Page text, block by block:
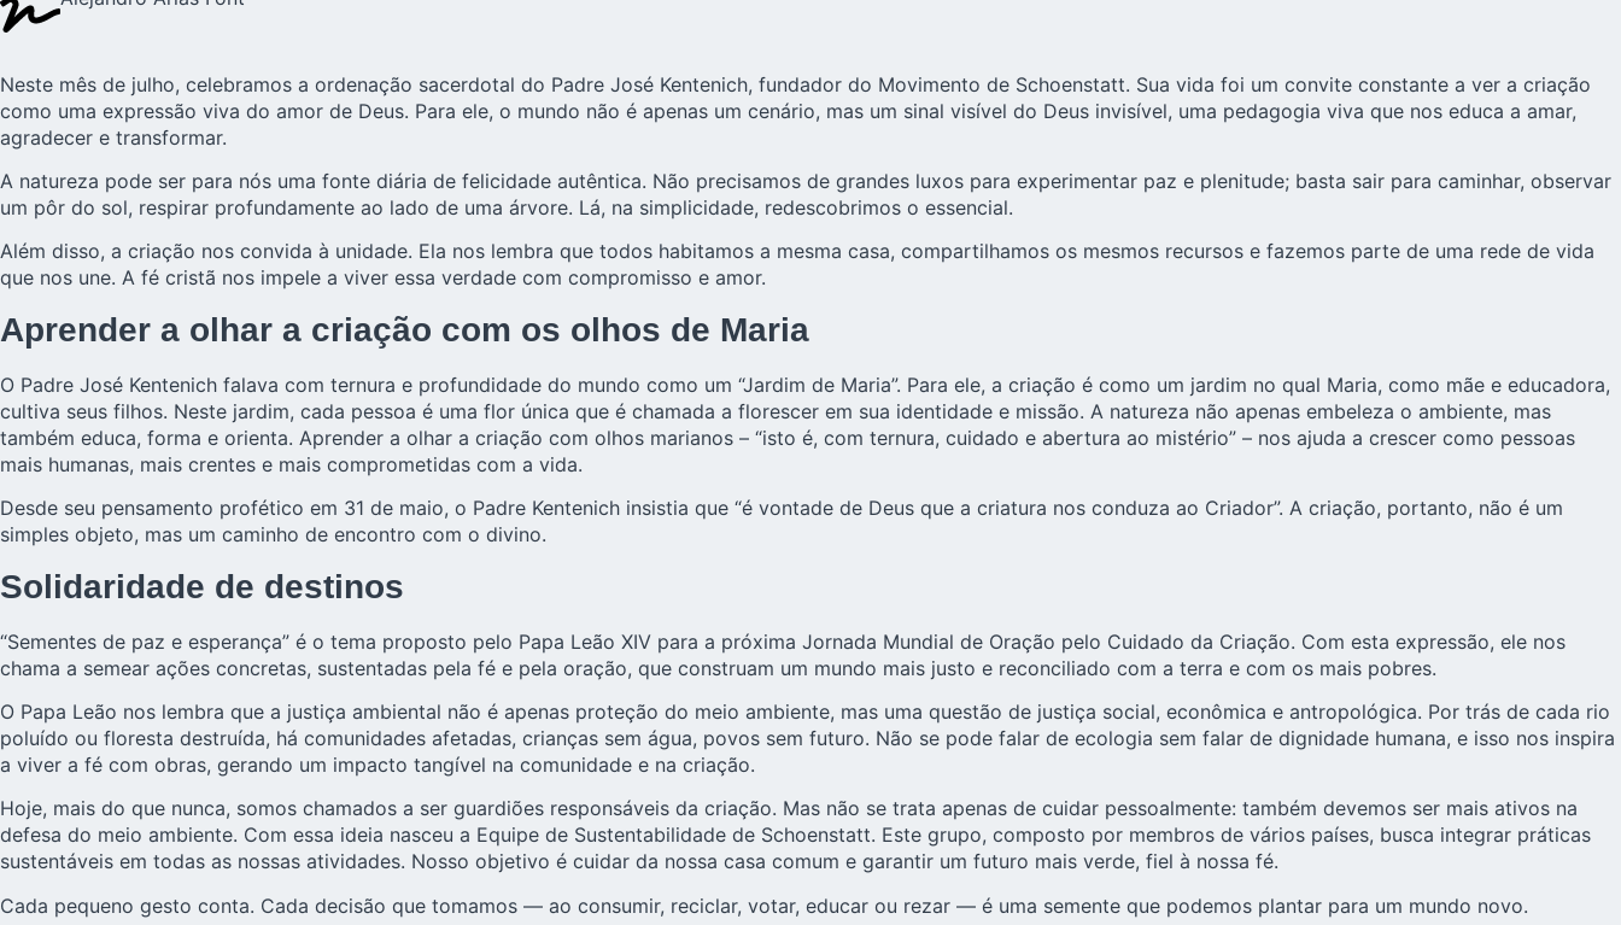
Neste mês de julho, celebramos a ordenação sacerdotal do Padre José Kentenich, fundador do Movimento de Schoenstatt. Sua vida foi um convite constante a ver a criação
como uma expressão viva do amor de Deus. Para ele, o mundo não é apenas um cenário, mas um sinal visível do Deus invisível, uma pedagogia viva que nos educa a amar,
agradecer e transformar.
A natureza pode ser para nós uma fonte diária de felicidade autêntica. Não precisamos de grandes luxos para experimentar paz e plenitude; basta sair para caminhar, observar
um pôr do sol, respirar profundamente ao lado de uma árvore. Lá, na simplicidade, redescobrimos o essencial.
Além disso, a criação nos convida à unidade. Ela nos lembra que todos habitamos a mesma casa, compartilhamos os mesmos recursos e fazemos parte de uma rede de vida
que nos une. A fé cristã nos impele a viver essa verdade com compromisso e amor.
Aprender a olhar a criação com os olhos de Maria
O Padre José Kentenich falava com ternura e profundidade do mundo como um “Jardim de Maria”. Para ele, a criação é como um jardim no qual Maria, como mãe e educadora,
cultiva seus filhos. Neste jardim, cada pessoa é uma flor única que é chamada a florescer em sua identidade e missão. A natureza não apenas embeleza o ambiente, mas
também educa, forma e orienta. Aprender a olhar a criação com olhos marianos – “isto é, com ternura, cuidado e abertura ao mistério” – nos ajuda a crescer como pessoas
mais humanas, mais crentes e mais comprometidas com a vida.
Desde seu pensamento profético em 31 de maio, o Padre Kentenich insistia que “é vontade de Deus que a criatura nos conduza ao Criador”. A criação, portanto, não é um
simples objeto, mas um caminho de encontro com o divino.
Solidaridade de destinos
“Sementes de paz e esperança” é o tema proposto pelo Papa Leão XIV para a próxima Jornada Mundial de Oração pelo Cuidado da Criação. Com esta expressão, ele nos
chama a semear ações concretas, sustentadas pela fé e pela oração, que construam um mundo mais justo e reconciliado com a terra e com os mais pobres.
O Papa Leão nos lembra que a justiça ambiental não é apenas proteção do meio ambiente, mas uma questão de justiça social, econômica e antropológica. Por trás de cada rio
poluído ou floresta destruída, há comunidades afetadas, crianças sem água, povos sem futuro. Não se pode falar de ecologia sem falar de dignidade humana, e isso nos inspira
a viver a fé com obras, gerando um impacto tangível na comunidade e na criação.
Hoje, mais do que nunca, somos chamados a ser guardiões responsáveis da criação. Mas não se trata apenas de cuidar pessoalmente: também devemos ser mais ativos na
defesa do meio ambiente. Com essa ideia nasceu a Equipe de Sustentabilidade de Schoenstatt. Este grupo, composto por membros de vários países, busca integrar práticas
sustentáveis em todas as nossas atividades. Nosso objetivo é cuidar da nossa casa comum e garantir um futuro mais verde, fiel à nossa fé.
Cada pequeno gesto conta. Cada decisão que tomamos — ao consumir, reciclar, votar, educar ou rezar — é uma semente que podemos plantar para um mundo novo.